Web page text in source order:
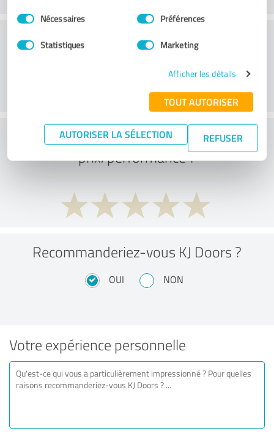
Sélection
du
Nécessaires Préférences
Statistiques Marketing
Afficher les détails
TOUT AUTORISER
AUTORISER LA SÉLECTION REFUSER
Service à la clientèle
Que pensez-vous du rapport
prix/performance ?
Recommanderiez-vous KJ Doors ?
OUI NON
Votre expérience personnelle